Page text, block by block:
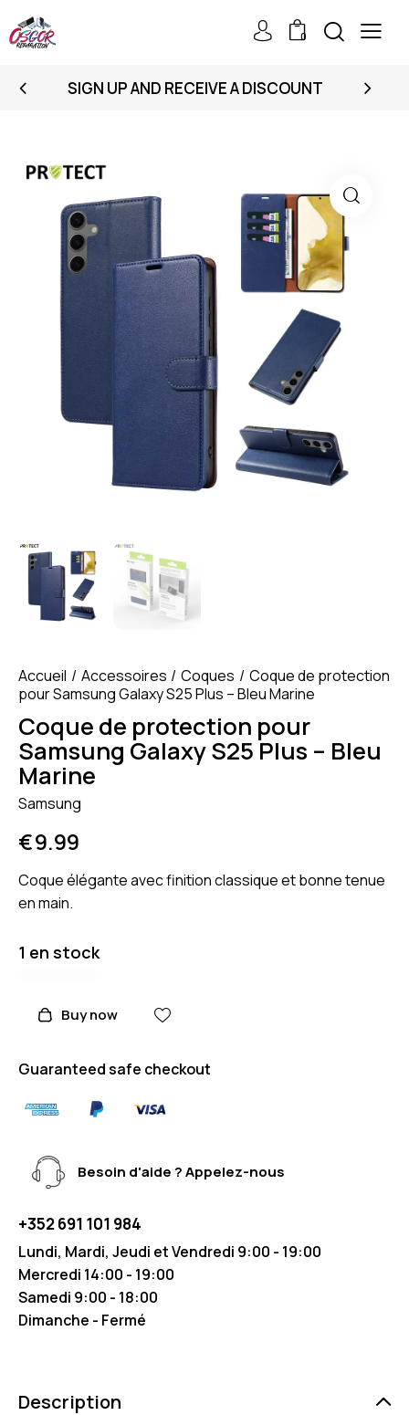
0
SIGN UP AND RECEIVE A DISCOUNT
Accueil Accessoires Coques
Coque de protection
pour Samsung Galaxy S25 Plus – Bleu Marine
Coque de protection pour
Samsung Galaxy S25 Plus – Bleu
Marine
Samsung
€9.99
Coque élégante avec finition classique et bonne tenue
en main.
1 en stock
Buy now
Guaranteed safe checkout
Besoin d'aide ? Appelez-nous
+352 691 101 984
Lundi, Mardi, Jeudi et Vendredi 9:00 - 19:00
Mercredi 14:00 - 19:00
Samedi 9:00 - 18:00
Dimanche - Fermé
Description